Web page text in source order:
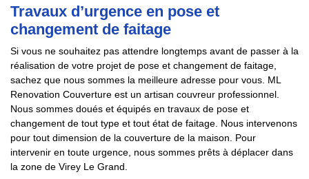
Travaux d’urgence en pose et
changement de faitage
Si vous ne souhaitez pas attendre longtemps avant de passer à la
réalisation de votre projet de pose et changement de faitage,
sachez que nous sommes la meilleure adresse pour vous. ML
Renovation Couverture est un artisan couvreur professionnel.
Nous sommes doués et équipés en travaux de pose et
changement de tout type et tout état de faitage. Nous intervenons
pour tout dimension de la couverture de la maison. Pour
intervenir en toute urgence, nous sommes prêts à déplacer dans
la zone de Virey Le Grand.